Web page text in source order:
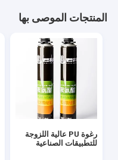
المنتجات الموصى بها
رغوة PU عالية اللزوجة
للتطبيقات الصناعية